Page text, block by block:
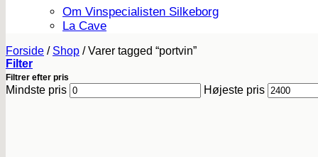
Om Vinspecialisten Silkeborg
La Cave
Forside / Shop /Varer tagged “portvin”
Filter
Filtrer efter pris
Mindste pris Højeste pris